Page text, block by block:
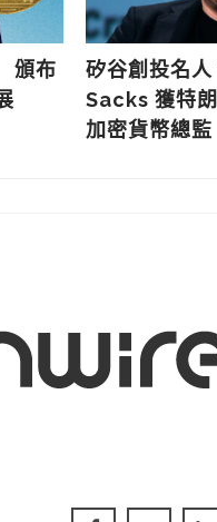
頒布
矽谷創投名
Sacks 獲特
加密貨幣總監